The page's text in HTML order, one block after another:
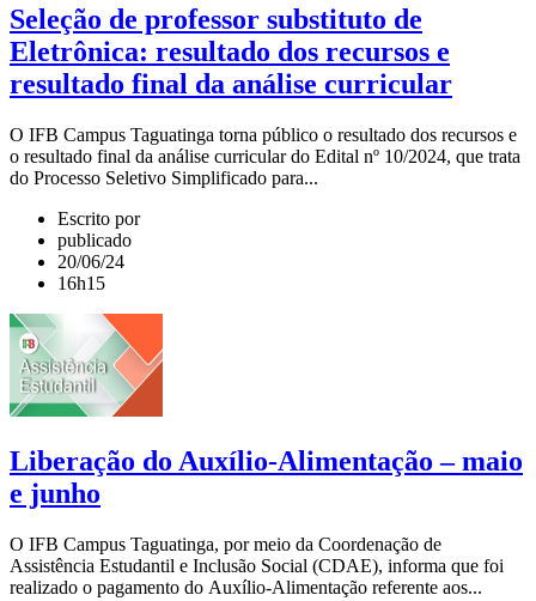
Seleção de professor substituto de
Eletrônica: resultado dos recursos e
resultado final da análise curricular
O IFB Campus Taguatinga torna público o resultado dos recursos e
o resultado final da análise curricular do Edital nº 10/2024, que trata
do Processo Seletivo Simplificado para...
Escrito por
publicado
20/06/24
16h15
Liberação do Auxílio-Alimentação – maio
e junho
O IFB Campus Taguatinga, por meio da Coordenação de
Assistência Estudantil e Inclusão Social (CDAE), informa que foi
realizado o pagamento do Auxílio-Alimentação referente aos...